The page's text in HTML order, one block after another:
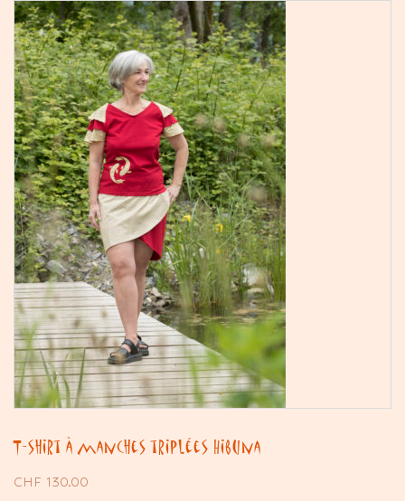
T-shirt à manches triplées Hibuna
CHF 130.00